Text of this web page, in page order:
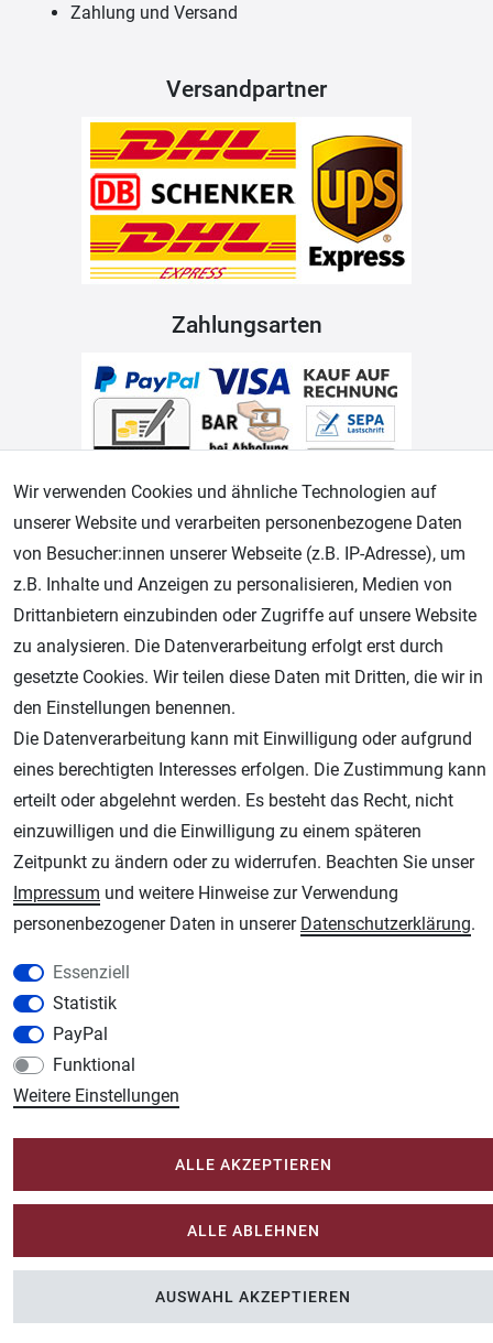
Zahlung und Versand
Versandpartner
Zahlungsarten
Geprüfter Shop
AGB Widerrufsrecht Datenschutz Impressum
Unsere weiteren Shops:
Schmincke-City.de
Plotter-City.com
Schneideplotter, Transferpressen, Siebdruck und Plotterfolien
Modellbau-City.com
Military + Tabletop Plastikmodelle und Modellbau Farben - Bringen Sie Farbe ins
Spiel.
Küchen Zubehör - Haus/Garten - Tierbedarf
Wir verwenden Cookies und ähnliche Technologien auf
unserer Website und verarbeiten personenbezogene Daten
von Besucher:innen unserer Webseite (z.B. IP-Adresse), um
z.B. Inhalte und Anzeigen zu personalisieren, Medien von
Drittanbietern einzubinden oder Zugriffe auf unsere Website
zu analysieren. Die Datenverarbeitung erfolgt erst durch
gesetzte Cookies. Wir teilen diese Daten mit Dritten, die wir in
den Einstellungen benennen.
Die Datenverarbeitung kann mit Einwilligung oder aufgrund
eines berechtigten Interesses erfolgen. Die Zustimmung kann
erteilt oder abgelehnt werden. Es besteht das Recht, nicht
einzuwilligen und die Einwilligung zu einem späteren
Zeitpunkt zu ändern oder zu widerrufen. Beachten Sie unser
Impressum und weitere Hinweise zur Verwendung
personenbezogener Daten in unserer Daten­schutz­erklärung.
Essenziell
Statistik
PayPal
Funktional
Weitere Einstellungen
ALLE AKZEPTIEREN
ALLE ABLEHNEN
AUSWAHL AKZEPTIEREN